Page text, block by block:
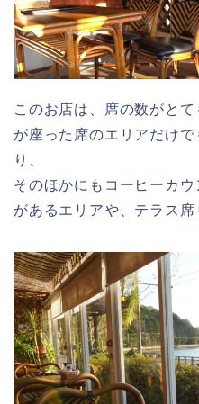
このお店は、席の数がと
が座った席のエリアだけ
り、
そのほかにもコーヒーカ
があるエリアや、テラス席